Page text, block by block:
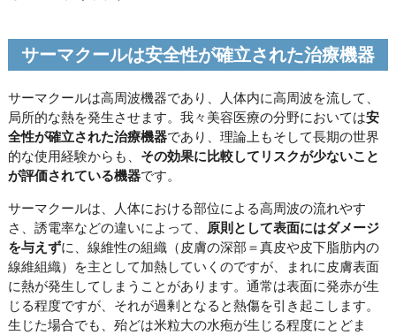
サーマクールは安全性が確立された治療機器
サーマクールは高周波機器であり、人体内に高周波を流して、
局所的な熱を発生させます。我々美容医療の分野においては安
全性が確立された治療機器であり、理論上もそして長期の世界
的な使用経験からも、 その効果に比較してリスクが少ないこと
が評価されている機器です。
サーマクールは、人体における部位による高周波の流れやす
さ、誘電率などの違いによって、
原則として表面にはダメージ
を与えずに、線維性の組織（皮膚の深部＝真皮や皮下脂肪内の
線維組織）を主として加熱していくのですが、まれに皮膚表面
に熱が発生してしまうことがあります。通常は表面に発赤が生
じる程度ですが、それが過剰となると熱傷を引き起こします。
生じた場合でも、殆どは米粒大の水疱が生じる程度にとどま